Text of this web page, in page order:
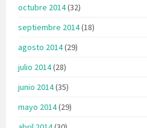
octubre 2014(32)
septiembre 2014(18)
agosto 2014(29)
julio 2014(28)
junio 2014(35)
mayo 2014(29)